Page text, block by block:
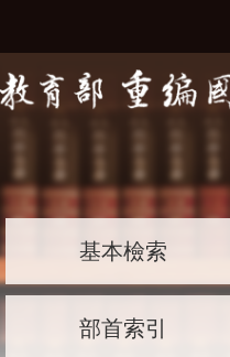
基本檢索
部首索引